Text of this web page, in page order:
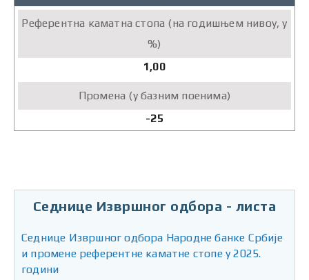
1,00
-25
Седнице Извршног одбора - листа
Седнице Извршног одбора Народне банке Србије
и промене референтне каматне стопе у 2025.
години